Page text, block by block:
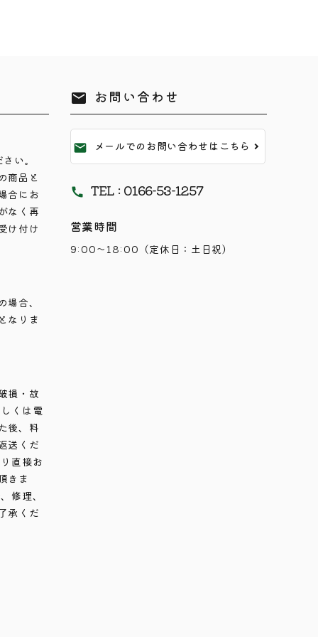
い。
商品と
合にお
なく再
け付け
合、
なりま
損・故
くは電
後、料
送くだ
直接お
きま
修理、
承くだ
mail お問い合わせ
mail メールでのお問い合わせはこちら
call TEL : 0166-53-1257
営業時間
9:00～18:00（定休日：土日祝）